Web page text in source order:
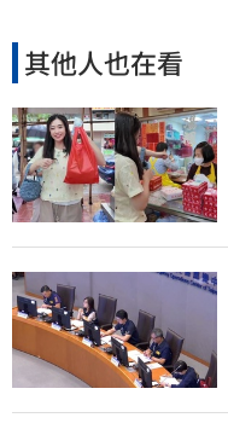
其他人也在看